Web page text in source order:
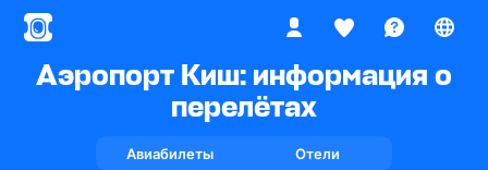
Аэропорт Киш: информация о
перелётах
Авиабилеты Отели